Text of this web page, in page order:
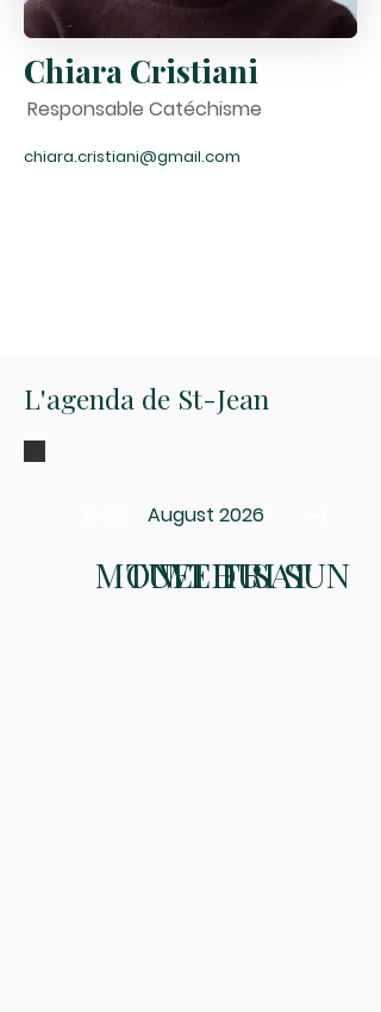
Chiara Cristiani
Responsable Catéchisme
chiara.cristiani@gmail.com
L'agenda de St-Jean
August 2026
MON
TUEWED
THU
FRISATSUN